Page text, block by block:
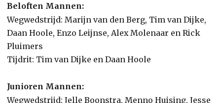
Beloften Mannen:
Wegwedstrijd: Marijn van den Berg, Tim van Dijke,
Daan Hoole, Enzo Leijnse, Alex Molenaar en Rick
Pluimers
Tijdrit: Tim van Dijke en Daan Hoole
Junioren Mannen:
Wegwedstrijd: Jelle Boonstra, Menno Huising, Jesse